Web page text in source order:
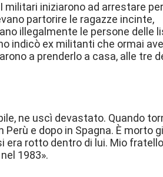
iniziarono ad arrestare
partorire le ragazze incinte,
illegalmente le persone delle
indicò ex militanti che ormai
a prenderlo a casa, alle tre
ne uscì devastato. Quando
e dopo in Spagna. È morto
era rotto dentro di lui. Mio
1983».